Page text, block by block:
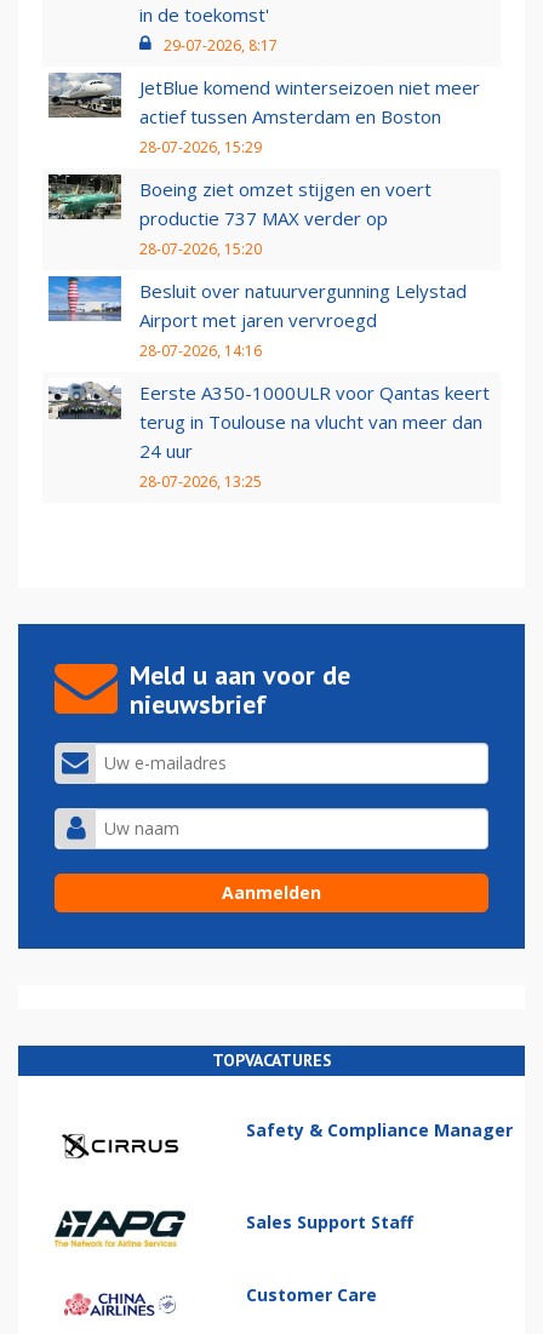
in de toekomst'
29-07-2026, 8:17
JetBlue komend winterseizoen niet meer
actief tussen Amsterdam en Boston
28-07-2026, 15:29
Boeing ziet omzet stijgen en voert
productie 737 MAX verder op
28-07-2026, 15:20
Besluit over natuurvergunning Lelystad
Airport met jaren vervroegd
28-07-2026, 14:16
Eerste A350-1000ULR voor Qantas keert
terug in Toulouse na vlucht van meer dan
24 uur
28-07-2026, 13:25
Meld u aan voor de
nieuwsbrief
TOPVACATURES
Safety & Compliance Manager
Sales Support Staff
Customer Care